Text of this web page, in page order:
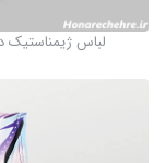
لباس ژیمناستیک